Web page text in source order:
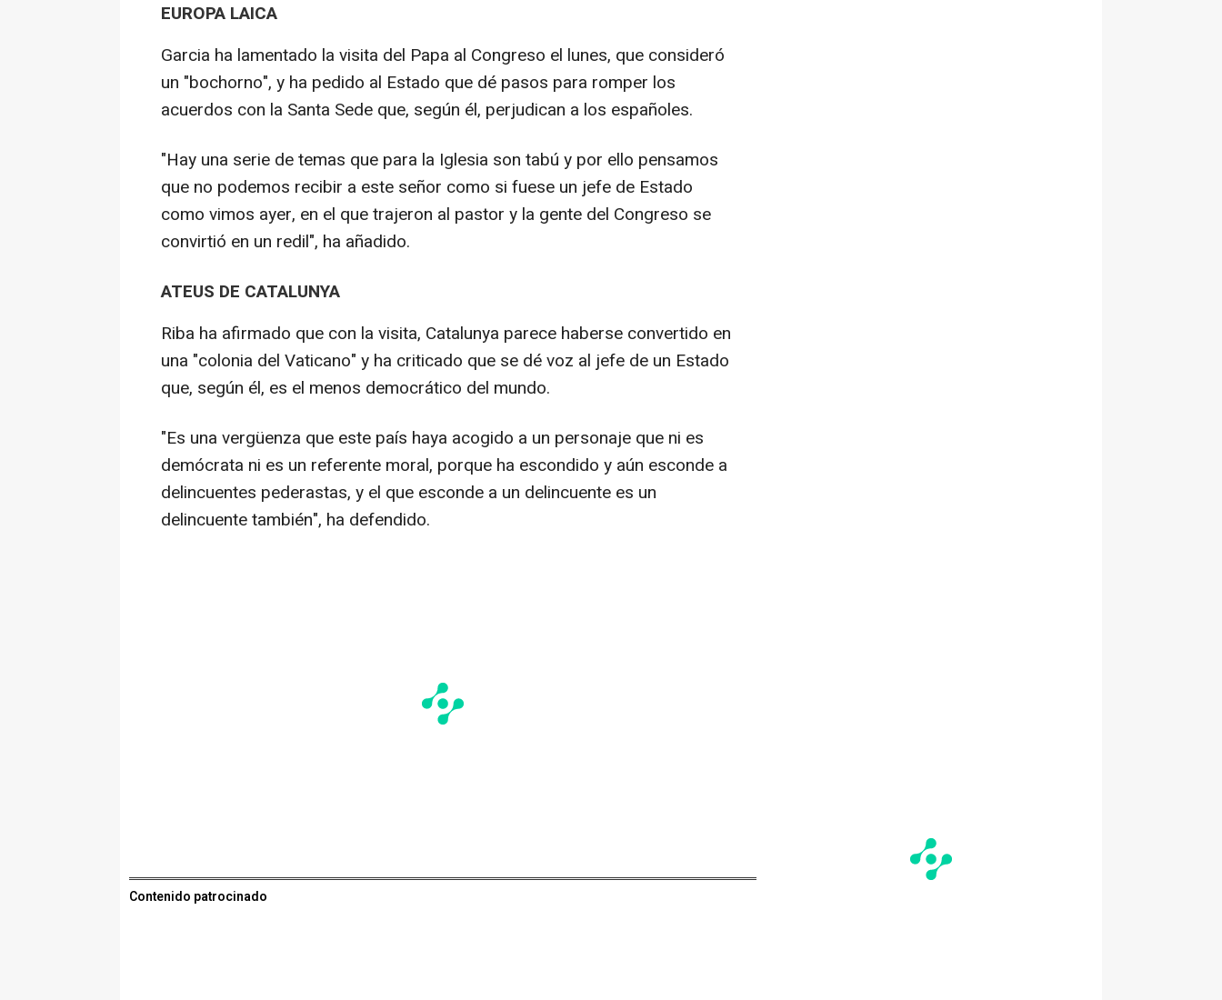
EUROPA LAICA
Garcia ha lamentado la visita del Papa al Congreso el lunes, que consideró
un "bochorno", y ha pedido al Estado que dé pasos para romper los
acuerdos con la Santa Sede que, según él, perjudican a los españoles.
"Hay una serie de temas que para la Iglesia son tabú y por ello pensamos
que no podemos recibir a este señor como si fuese un jefe de Estado
como vimos ayer, en el que trajeron al pastor y la gente del Congreso se
convirtió en un redil", ha añadido.
ATEUS DE CATALUNYA
Riba ha afirmado que con la visita, Catalunya parece haberse convertido en
una "colonia del Vaticano" y ha criticado que se dé voz al jefe de un Estado
que, según él, es el menos democrático del mundo.
"Es una vergüenza que este país haya acogido a un personaje que ni es
demócrata ni es un referente moral, porque ha escondido y aún esconde a
delincuentes pederastas, y el que esconde a un delincuente es un
delincuente también", ha defendido.
Contenido patrocinado